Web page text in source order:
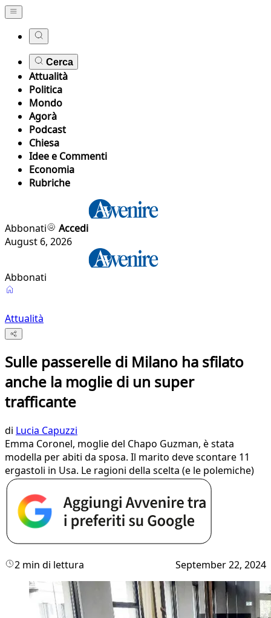
Cerca
Attualità
Politica
Mondo
Agorà
Podcast
Chiesa
Idee e Commenti
Economia
Rubriche
Abbonati
Accedi
August 6, 2026
Abbonati
Attualità
Sulle passerelle di Milano ha sfilato
anche la moglie di un super
trafficante
di Lucia Capuzzi
Emma Coronel, moglie del Chapo Guzman, è stata
modella per abiti da sposa. Il marito deve scontare 11
ergastoli in Usa. Le ragioni della scelta (e le polemiche)
2 min di lettura September 22, 2024